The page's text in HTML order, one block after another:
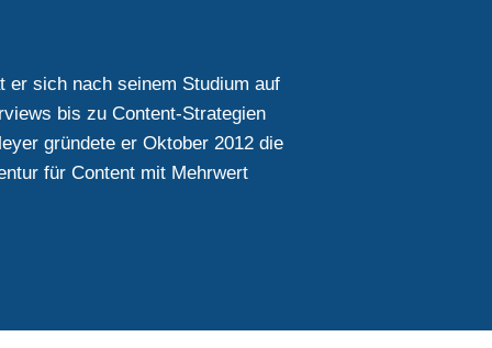
er sich nach seinem Studium auf
bis zu Content-Strategien
gründete er Oktober 2012 die
für Content mit Mehrwert